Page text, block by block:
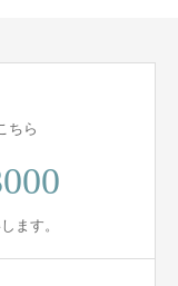
ちら
ます。